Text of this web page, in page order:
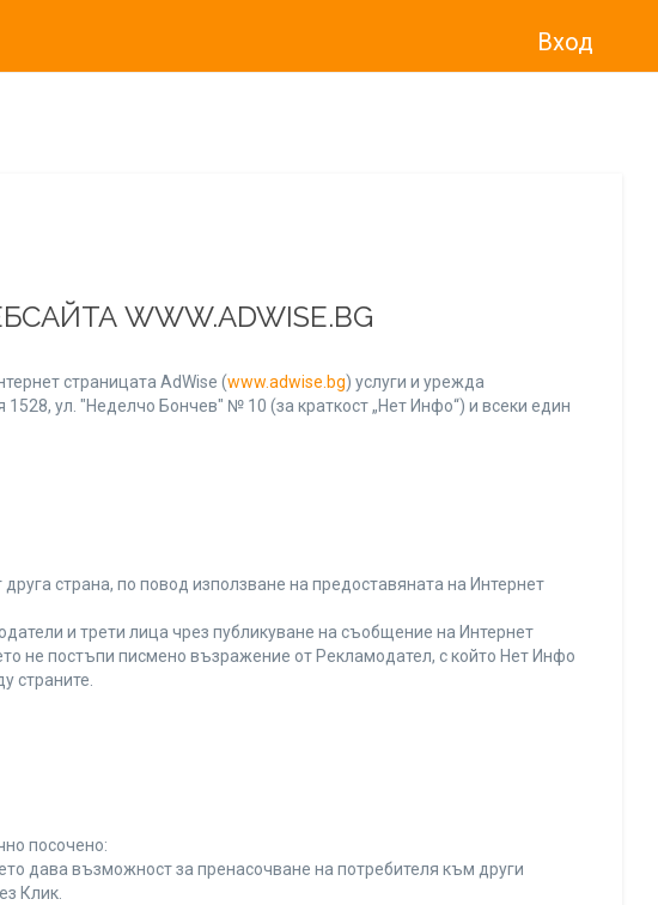
Вход
WWW.ADWISE.BG
страницата AdWise (www.adwise.bg) услуги и урежда
ул. "Неделчо Бончев" № 10 (за краткост „Нет Инфо“) и всеки един
страна, по повод използване на предоставяната на Интернет
и трети лица чрез публикуване на съобщение на Интернет
не постъпи писмено възражение от Рекламодател, с който Нет Инфо
страните.
посочено:
дава възможност за пренасочване на потребителя към други
Клик.